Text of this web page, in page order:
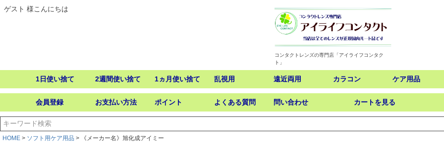
ゲスト 様こんにちは
コンタクトレンズの専門店「アイライフコンタク
ト」
1日使い捨て 2週間使い捨て 1ヵ月使い捨て 乱視用 遠近両用 カラコン ケア用品
会員登録 お支払い方法 ポイント よくある質問 問い合わせ カートを見る
HOME ソフト用ケア用品 《メーカー名》旭化成アイミー